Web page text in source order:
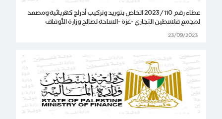
عطاء رقم 110 / 2023 الخاص بتوريد وتركيب أدراج كهربائية ومصعد
لمجمع فلسطين التجاري -غزة -الساحة لصالح وزارة الأوقاف
23/09/2023